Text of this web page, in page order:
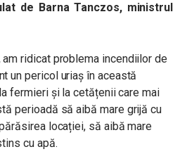
de Barna Tanczos, ministrul
am ridicat problema incendiilor de
un pericol uriaș în această
fermieri și la cetățenii care mai
perioadă să aibă mare grijă cu
locației, să aibă mare
cu apă.